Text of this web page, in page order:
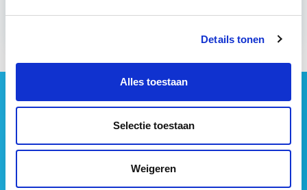
Details tonen
Alles toestaan
Selectie toestaan
Weigeren
Wij vatten het laatste vastgoednieuws uit diverse
vastgoedtrends. Schrijf je in voor onze gratis
nieuwsbrief: